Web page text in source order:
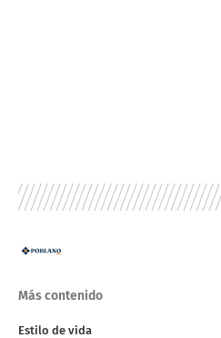
Más contenido
Estilo de vida